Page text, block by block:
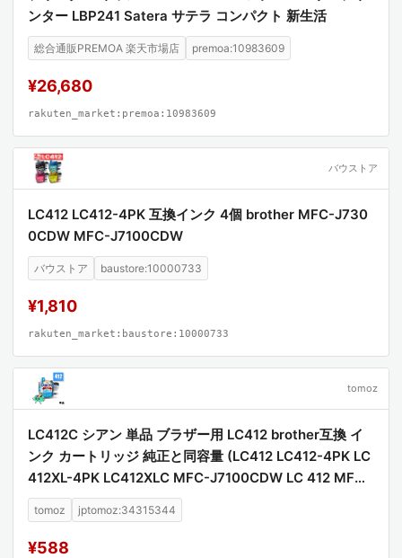
ンター LBP241 Satera サテラ コンパクト 新生活
総合通販PREMOA 楽天市場店 premoa:10983609
¥26,680
rakuten_market:premoa:10983609
バウストア
LC412 LC412-4PK 互換インク 4個 brother MFC-J730
0CDW MFC-J7100CDW
バウストア baustore:10000733
¥1,810
rakuten_market:baustore:10000733
tomoz
LC412C シアン 単品 ブラザー用 LC412 brother互換 イ
ンク カートリッジ 純正と同容量 (LC412 LC412-4PK LC
412XL-4PK LC412XLC MFC-J7100CDW LC 412 MFC-
J7300CDW MFCJ7100CDW MFCJ7300CDW)
tomoz jptomoz:34315344
¥588